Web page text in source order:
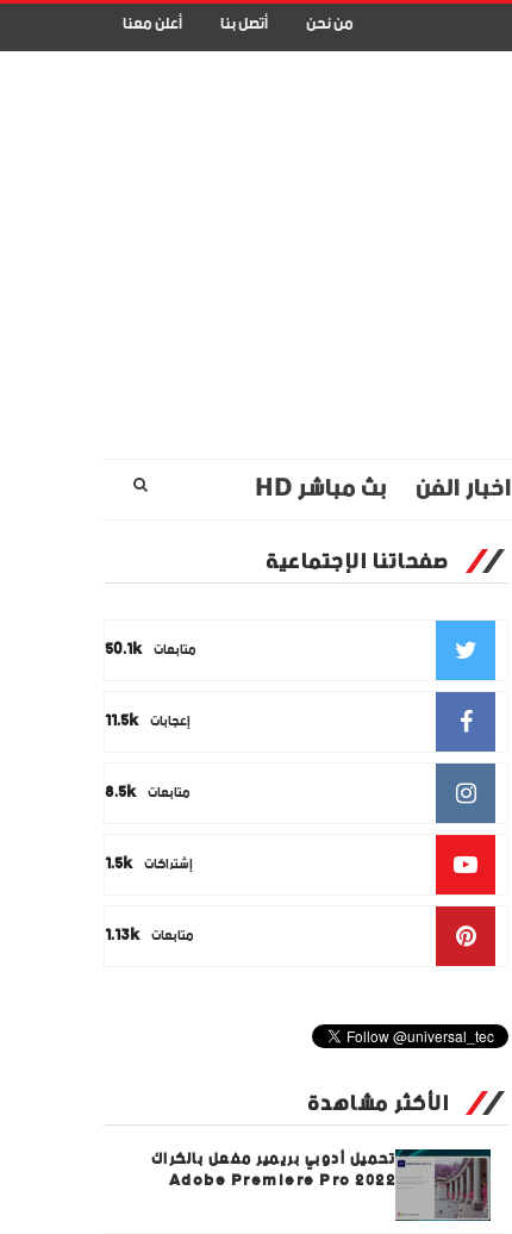
من نحن أتصل بنا أعلن معنا
اخبار الفن بث مباشر HD
صفحاتنا الإجتماعية
50.1k متابعات
11.5k إعجابات
8.5k متابعات
1.5k إشتراكات
1.13k متابعات
الأكثر مشاهدة
تحميل أدوبي بريمير مفعل بالكراك
Adobe Premiere Pro 2022